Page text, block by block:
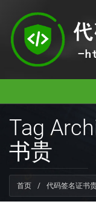
Tag
书贵
首页 / 代码签名证书